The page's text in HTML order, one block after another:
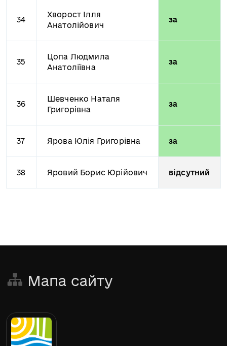
34
Хворост Ілля
Анатолійович
за
35
Цопа Людмила
Анатоліївна
за
36
Шевченко Наталя
Григорівна
за
37 Ярова Юлія Григорівна за
38 Яровий Борис Юрійович відсутний
Мапа сайту